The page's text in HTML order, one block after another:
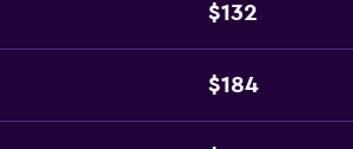
$132
$184